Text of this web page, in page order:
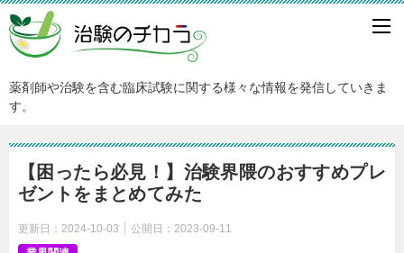
薬剤師や治験を含む臨床試験に関する様々な情報を発信していきま
す。
【困ったら必見！】治験界隈のおすすめプレ
ゼントをまとめてみた
更新日： 2024-10-03 公開日： 2023-09-11